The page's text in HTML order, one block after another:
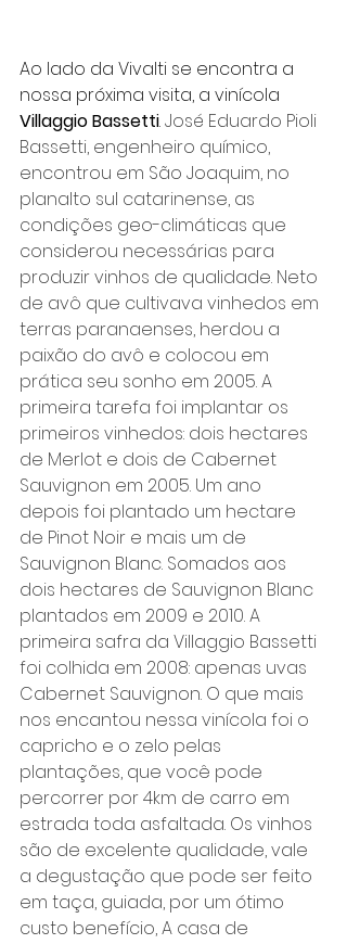
Ao lado da Vivalti se encontra a
nossa próxima visita, a vinícola
Villaggio Bassetti. José Eduardo Pioli
Bassetti, engenheiro químico,
encontrou em São Joaquim, no
planalto sul catarinense, as
condições geo-climáticas que
considerou necessárias para
produzir vinhos de qualidade. Neto
de avô que cultivava vinhedos em
terras paranaenses, herdou a
paixão do avô e colocou em
prática seu sonho em 2005. A
primeira tarefa foi implantar os
primeiros vinhedos: dois hectares
de Merlot e dois de Cabernet
Sauvignon em 2005. Um ano
depois foi plantado um hectare
de Pinot Noir e mais um de
Sauvignon Blanc. Somados aos
dois hectares de Sauvignon Blanc
plantados em 2009 e 2010. A
primeira safra da Villaggio Bassetti
foi colhida em 2008: apenas uvas
Cabernet Sauvignon. O que mais
nos encantou nessa vinícola foi o
capricho e o zelo pelas
plantações, que você pode
percorrer por 4km de carro em
estrada toda asfaltada. Os vinhos
são de excelente qualidade, vale
a degustação que pode ser feito
em taça, guiada, por um ótimo
custo benefício, A casa de